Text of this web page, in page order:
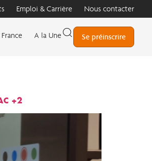
Emploi & Carrière Nous contacter
A la Une Se préinscrire
+2